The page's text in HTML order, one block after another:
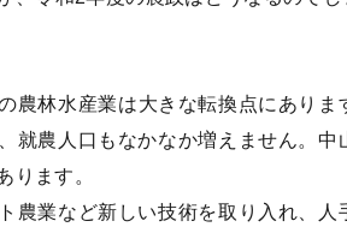
農林水産業は大きな転換点にあり
就農人口もなかなか増えません。
ります。
農業など新しい技術を取り入れ、